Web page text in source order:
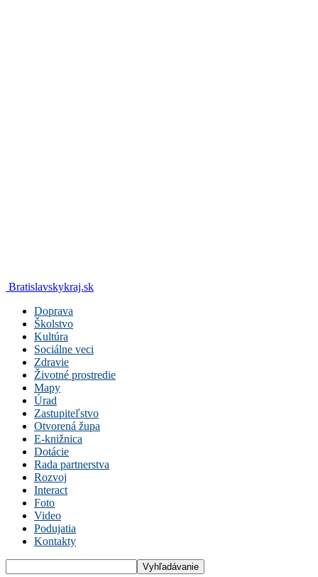
Bratislavskykraj.sk
Doprava
Školstvo
Kultúra
Sociálne veci
Zdravie
Životné prostredie
Mapy
Úrad
Zastupiteľstvo
Otvorená župa
E-knižnica
Dotácie
Rada partnerstva
Rozvoj
Interact
Foto
Video
Podujatia
Kontakty